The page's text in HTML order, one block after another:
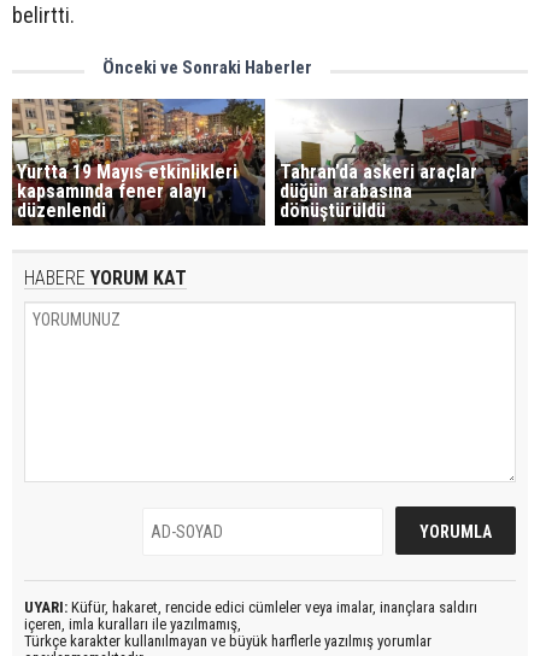
belirtti.
Önceki ve Sonraki Haberler
Yurtta 19 Mayıs etkinlikleri
kapsamında fener alayı
düzenlendi
Tahran’da askeri araçlar
düğün arabasına
dönüştürüldü
HABERE YORUM KAT
UYARI: Küfür, hakaret, rencide edici cümleler veya imalar, inançlara saldırı
içeren, imla kuralları ile yazılmamış,
Türkçe karakter kullanılmayan ve büyük harflerle yazılmış yorumlar